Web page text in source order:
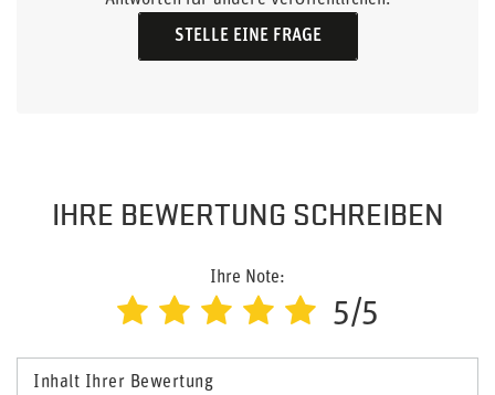
STELLE EINE FRAGE
IHRE BEWERTUNG SCHREIBEN
Ihre Note:
5/5
Inhalt Ihrer Bewertung